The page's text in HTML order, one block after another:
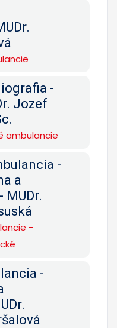
-
Jozef
ambulancie
-
a
MUDr.
-
-